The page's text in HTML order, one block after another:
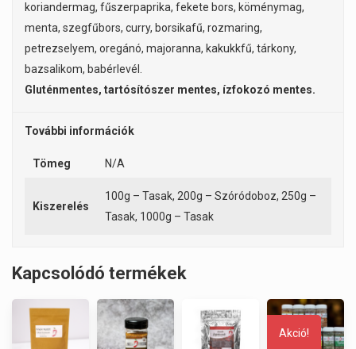
koriandermag, fűszerpaprika, fekete bors, köménymag,
menta, szegfűbors, curry, borsikafű, rozmaring,
petrezselyem, oregánó, majoranna, kakukkfű, tárkony,
bazsalikom, babérlevél.
Gluténmentes, tartósítószer mentes, ízfokozó mentes.
További információk
Tömeg N/A
Kiszerelés
100g – Tasak, 200g – Szóródoboz, 250g –
Tasak, 1000g – Tasak
Kapcsolódó termékek
Akció!